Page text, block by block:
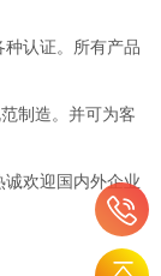
认证。所有产品
制造。并可为客
欢迎国内外企业